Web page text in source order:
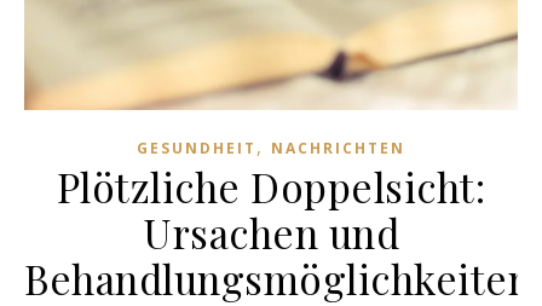
GESUNDHEIT , NACHRICHTEN
Plötzliche Doppelsicht:
Ursachen und
Behandlungsmöglichkeiten